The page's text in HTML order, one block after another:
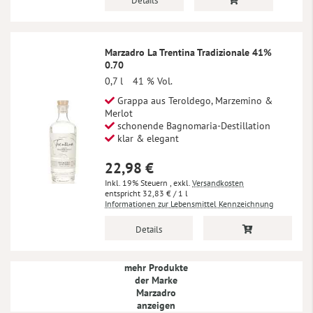
Marzadro La Trentina Tradizionale 41%
0.70
0,7 l
41 % Vol.
Grappa aus Teroldego, Marzemino &
Merlot
schonende Bagnomaria-Destillation
klar & elegant
22,98 €
Inkl. 19% Steuern , exkl. Versandkosten
32,83 € / 1 l
Informationen zur Lebensmittel Kennzeichnung
Details
mehr Produkte
der Marke
Marzadro
anzeigen